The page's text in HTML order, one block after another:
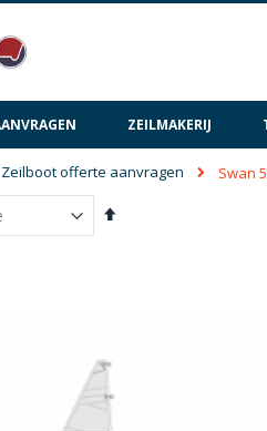
ZEILMAKERIJ
Zeilboot offerte aanvragen Swan
Van